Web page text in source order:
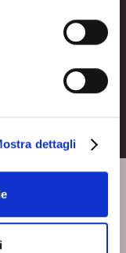
dettagli